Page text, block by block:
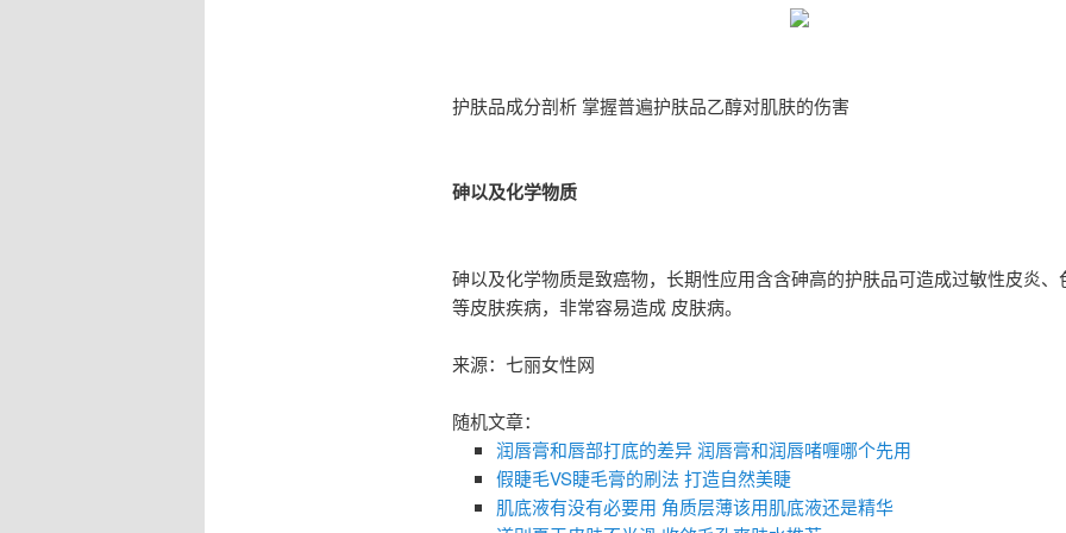
护肤品成分剖析 掌握普遍护肤品乙醇对肌肤的伤害
砷以及化学物质
砷以及化学物质是致癌物，长期性应用含含砷高的护肤品可造成过敏性皮炎、
等皮肤疾病，非常容易造成 皮肤病。
来源：七丽女性网
随机文章：
润唇膏和唇部打底的差异 ​润唇膏和润唇啫喱哪个先用
假睫毛VS睫毛膏的刷法 打造自然美睫
肌底液有没有必要用 角质层薄该用肌底液还是精华